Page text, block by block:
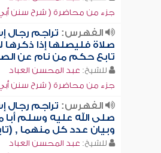
جزء من محاضرة ( شرح سنن أبي
الفهرس: تراجم
صلاة فليصلها إذا ذكرها
تابع حكم من نام عن
للشيخ: عبد المحسن العباد
جزء من محاضرة ( شرح سنن أبي
الفهرس: تراجم رجال
صلى الله عليه وسلم أبا
وبيان عدد كل منهما ,
للشيخ: عبد المحسن العباد